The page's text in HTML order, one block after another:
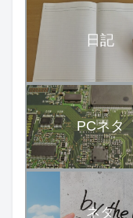
日記
PCネタ
ネタ